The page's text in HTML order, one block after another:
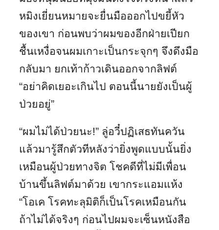
หมิงเยี่ยนหมายจะยื่นมือออกไปขยี้หัว
ของเขา ก่อนพบว่าผมของอีกฝ่ายเปียก
ชื้นเหงื่อจนผมเกาะเป็นกระจุกๆ จึงดึงมือ
กลับมา ยกเท้าก้าวเดินออกจากลิฟต์
“อย่าคิดเยอะเกินไป ตอนนี้นายยังเป็นผู้
ป่วยอยู่”
“ผมไม่ได้ป่วยนะ!” ลู่อวี๋ปฏิเสธทันควัน
แล้วมารู้สึกตัวทีหลังว่ายิ่งพูดแบบนั้นยิ่ง
เหมือนผู้ป่วยทางจิต โชคดีที่ไม่มีเพื่อน
บ้านขึ้นลิฟต์มาด้วย เขากระแอมแห้ง
“โอเค โรคทะลุมิติก็เป็นโรคเหมือนกัน
ถ้าไม่ได้จริงๆ ก่อนไปผมจะเซ็นหนังสือ